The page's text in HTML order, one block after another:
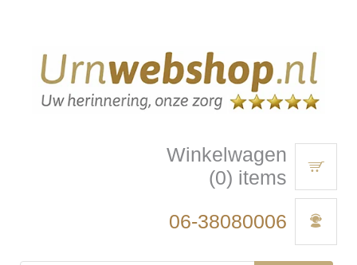
Winkelwagen
(0) items
06-38080006